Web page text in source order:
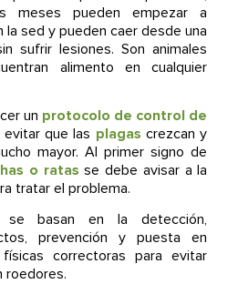
pueden empezar a
la sed y pueden caer desde una
sufrir lesiones. Son animales
alimento en cualquier
un protocolo de control de
que las plagas crezcan y
mayor. Al primer signo de
o ratas se debe avisar a la
tratar el problema.
se basan en la detección,
prevención y puesta en
correctoras para evitar
roedores.